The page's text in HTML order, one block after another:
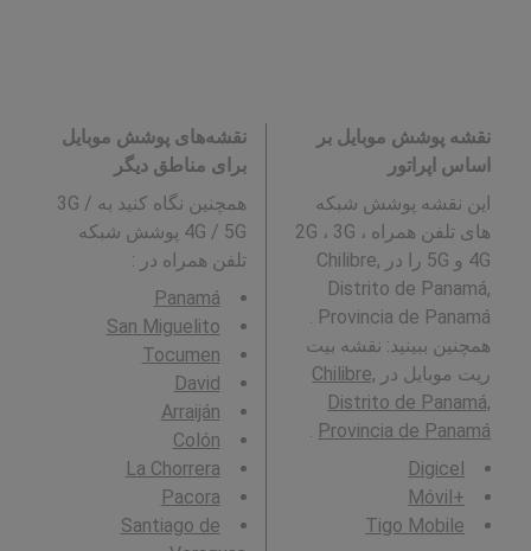
نقشه پوشش موبایل بر
اساس اپراتور
این نقشه پوشش شبکه
های تلفن همراه 2G ، 3G ،
4G و 5G را در Chilibre,
Distrito de Panamá,
همچنین ببینید: نقشه بیت
ریت موبایل در Chilibre,
Distrito de Panamá,
Provincia de Panamá
Digicel
+Móvil
Tigo Mobile
نقشه‌های پوشش موبایل
برای مناطق دیگر
همچنین نگاه کنید به 3G /
4G / 5G پوشش شبکه
تلفن همراه در :
Panamá
San Miguelito
Tocumen
David
Arraiján
Colón
La Chorrera
Pacora
Santiago de